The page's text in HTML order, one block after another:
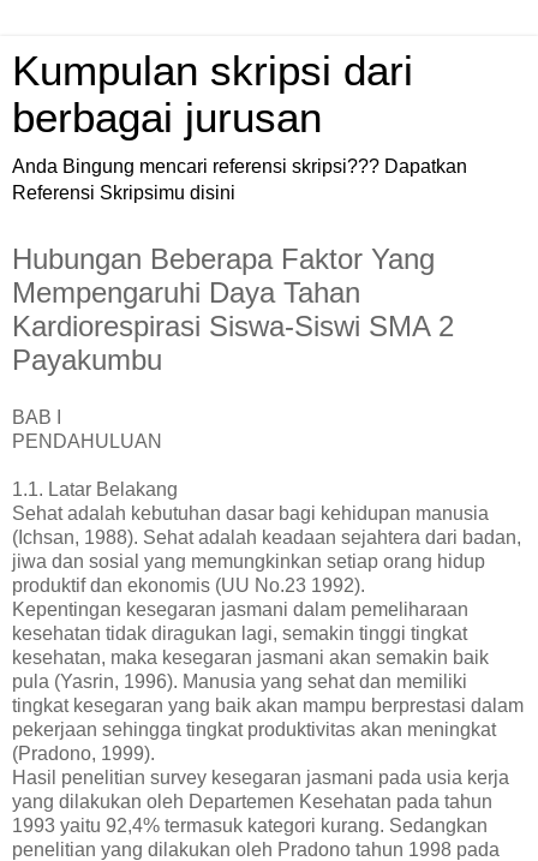
Kumpulan skripsi dari
berbagai jurusan
Anda Bingung mencari referensi skripsi??? Dapatkan
Referensi Skripsimu disini
Hubungan Beberapa Faktor Yang
Mempengaruhi Daya Tahan
Kardiorespirasi Siswa-Siswi SMA 2
Payakumbu
BAB I
PENDAHULUAN
1.1. Latar Belakang
Sehat adalah kebutuhan dasar bagi kehidupan manusia
(Ichsan, 1988). Sehat adalah keadaan sejahtera dari badan,
jiwa dan sosial yang memungkinkan setiap orang hidup
produktif dan ekonomis (UU No.23 1992).
Kepentingan kesegaran jasmani dalam pemeliharaan
kesehatan tidak diragukan lagi, semakin tinggi tingkat
kesehatan, maka kesegaran jasmani akan semakin baik
pula (Yasrin, 1996). Manusia yang sehat dan memiliki
tingkat kesegaran yang baik akan mampu berprestasi dalam
pekerjaan sehingga tingkat produktivitas akan meningkat
(Pradono, 1999).
Hasil penelitian survey kesegaran jasmani pada usia kerja
yang dilakukan oleh Departemen Kesehatan pada tahun
1993 yaitu 92,4% termasuk kategori kurang. Sedangkan
penelitian yang dilakukan oleh Pradono tahun 1998 pada